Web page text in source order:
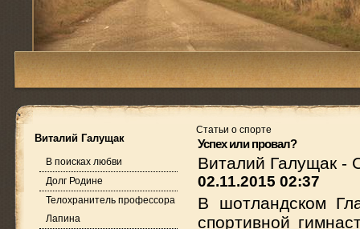
Виталий Галущак
В поисках любви
Долг Родине
Телохранитель профессора
Лапина
Статьи о спорте
Успех или провал?
Виталий Галущак -
02.11.2015 02:37
В шотландском
спортивной